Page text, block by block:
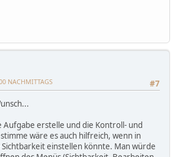
#7
NACHMITTAGS
Aufgabe erstelle und die Kontroll- und
wäre es auch hilfreich, wenn in
einstellen könnte. Man würde